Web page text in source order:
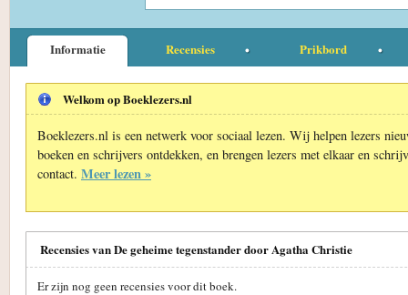
Informatie Recensies Prikbord
Welkom op Boeklezers.nl
Boeklezers.nl is een netwerk voor sociaal lezen. Wij helpen lezers
boeken en schrijvers ontdekken, en brengen lezers met elkaar en
contact. Meer lezen »
Recensies van De geheime tegenstander door Agatha Christie
Er zijn nog geen recensies voor dit boek.